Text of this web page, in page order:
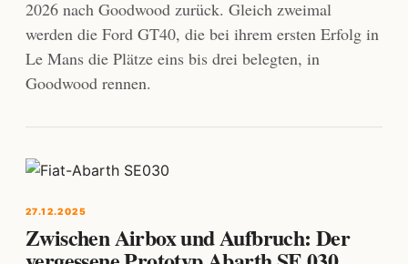
2026 nach Goodwood zurück. Gleich zweimal
werden die Ford GT40, die bei ihrem ersten Erfolg in
Le Mans die Plätze eins bis drei belegten, in
Goodwood rennen.
27.12.2025
Zwischen Airbox und Aufbruch: Der